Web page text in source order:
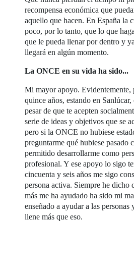
recompensa económica que
aquello que hacen. En España la
poco, por lo tanto, que lo que
que le pueda llenar por dentro y
llegará en algún momento.
La ONCE en su vida ha sido...
Mi mayor apoyo. Evidentemente,
quince años, estando en
pesar de que te acepten
serie de ideas y objetivos que se
pero si la ONCE no hubiese
preguntarme qué hubiese pasado
permitido desarrollarme como
profesional. Y ese apoyo lo sigo
cincuenta y seis años me sigo
persona activa. Siempre he dicho
más me ha ayudado ha sido mi
enseñado a ayudar a las personas
llene más que eso.